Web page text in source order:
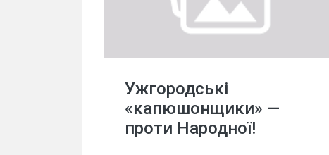
Ужгородські
«капюшонщики» —
проти Народної!